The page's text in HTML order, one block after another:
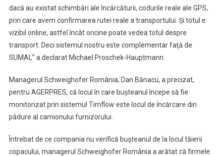
dacă au existat schimbări ale încărcăturii, codurile reale ale GPS,
prin care avem confirmarea rutei reale a transportului. Şi totul e
vizibil online, astfel încât oricine poate vedea totul despre
transport. Deci sistemul nostru este complementar faţă de
SUMAL” a declarat Michael Proschek-Hauptmann.
Managerul Schweighofer România, Dan Bănacu, a precizat,
pentru AGERPRES, că locul în care buşteanul începe să fie
monitorizat prin sistemul Timflow este locul de încărcare din
pădure al camionului furnizorului.
Întrebat de ce compania nu verifică buşteanul de la locul tăierii
copacului, managerul Schweighofer România a arătat că firmele